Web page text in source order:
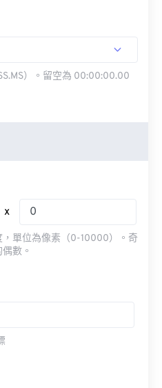
）。留空為 00:00:00.00
x
單位為像素（0-10000）。奇
數。